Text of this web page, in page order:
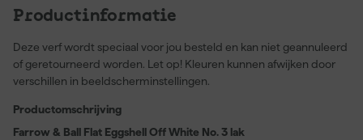
Productinformatie
Deze verf wordt speciaal voor jou besteld en kan niet geannuleerd
of geretourneerd worden. Let op! Kleuren kunnen afwijken door
verschillen in beeldscherminstellingen.
Productomschrijving
Farrow & Ball Flat Eggshell Off White No. 3 lak